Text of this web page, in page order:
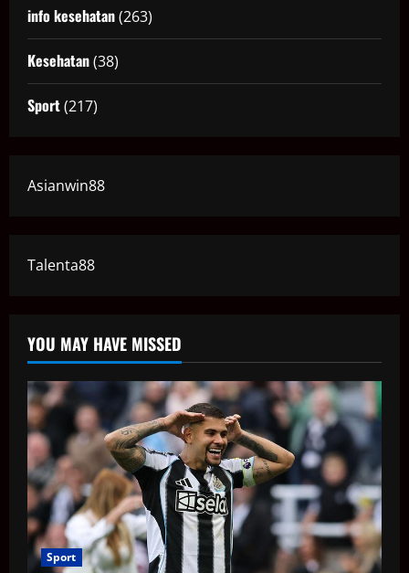
info kesehatan(263)
Kesehatan(38)
Sport(217)
Asianwin88
Talenta88
YOU MAY HAVE MISSED
Sport